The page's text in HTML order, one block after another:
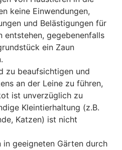
keine Einwendungen,
und Belästigungen für
entstehen, gegebenenfalls
ein Zaun
zu beaufsichtigen und
an der Leine zu führen,
ist unverzüglich zu
Kleintierhaltung (z.B.
Katzen) ist nicht
in geeigneten Gärten durch